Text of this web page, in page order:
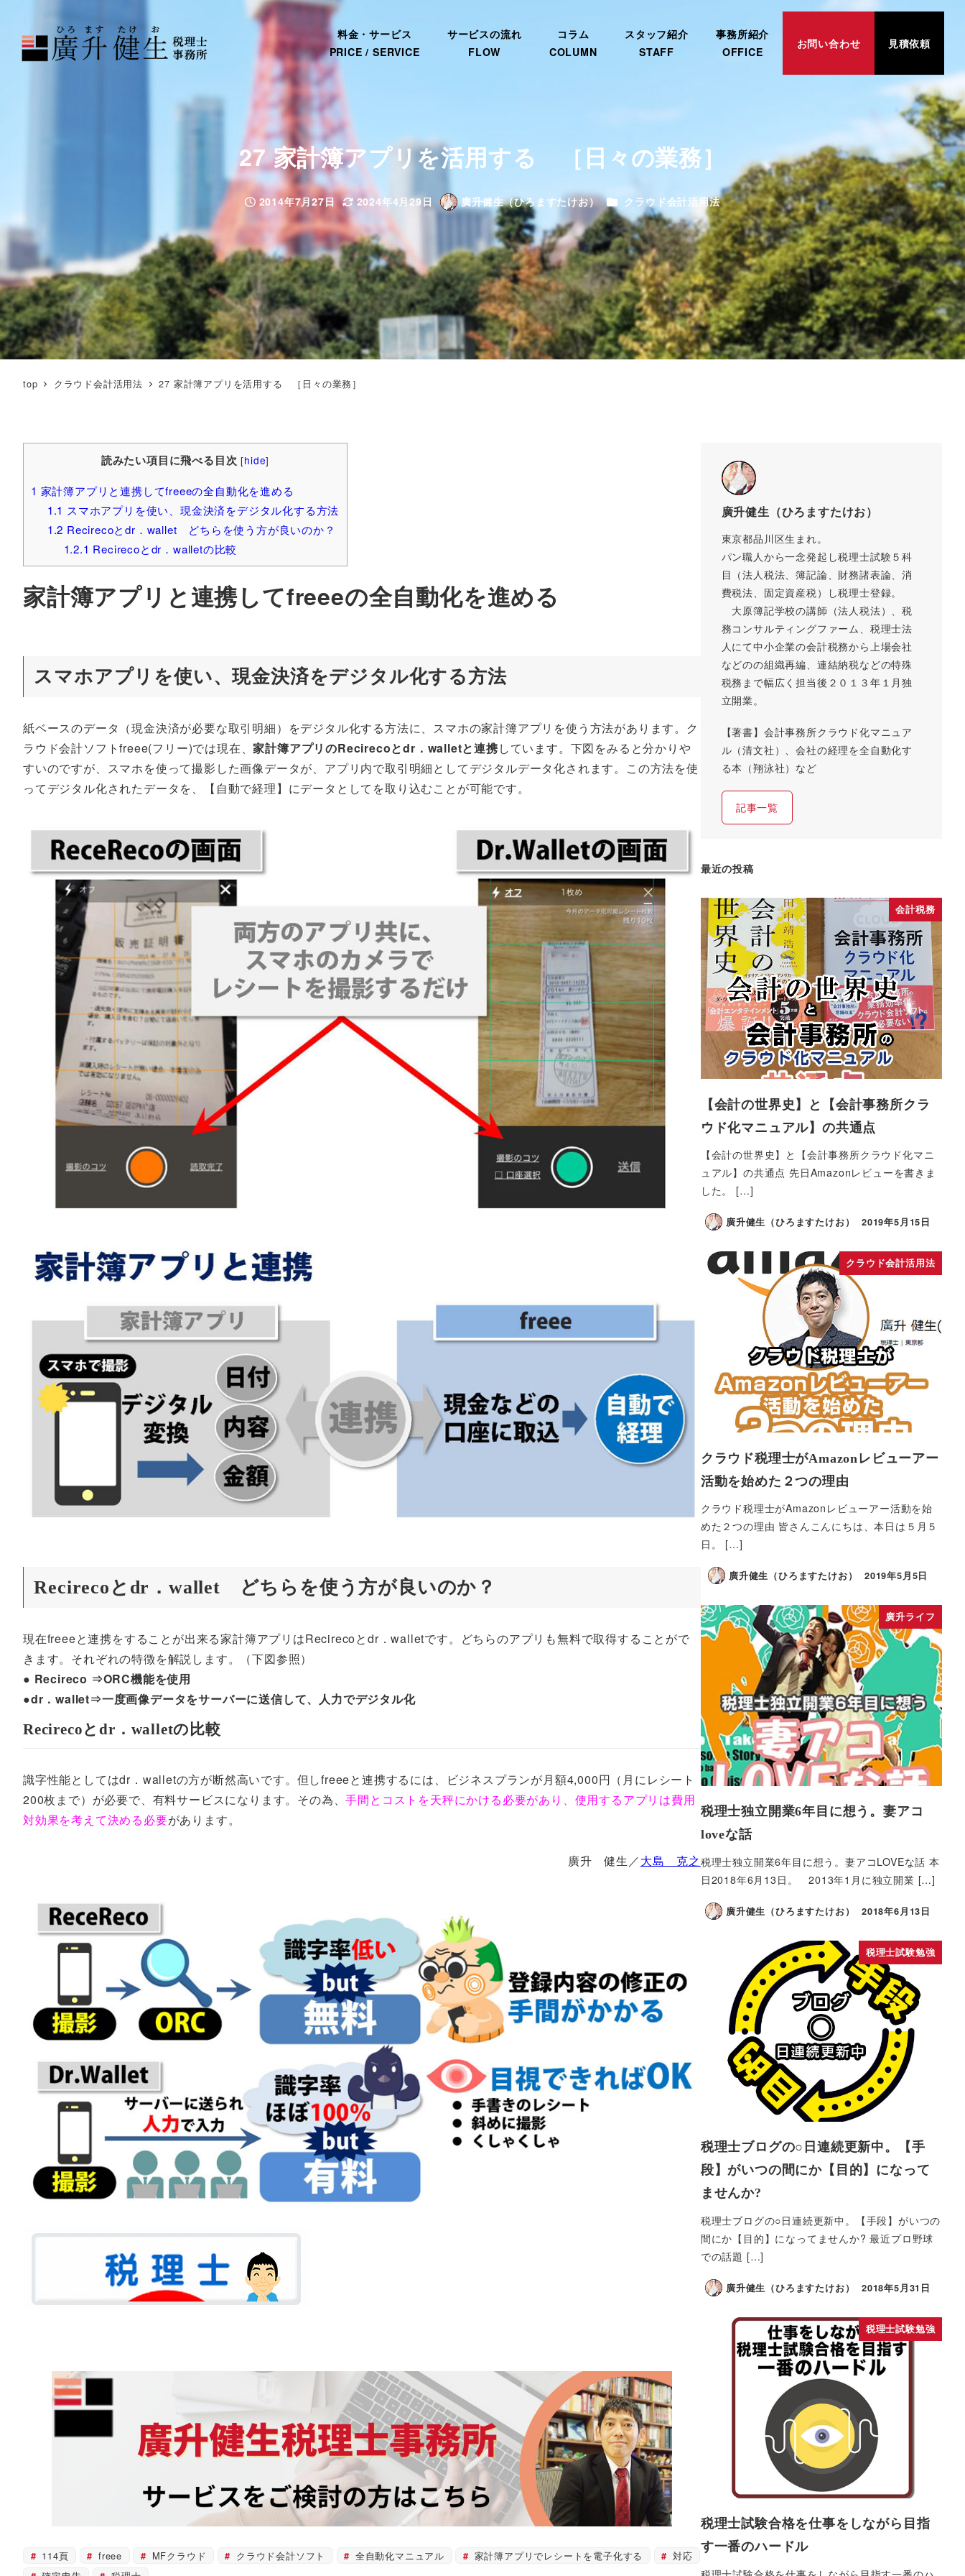
料金・サービス
PRICE / SERVICE
サービスの流れ
FLOW
コラム
COLUMN
スタッフ紹介
STAFF
事務所紹介
OFFICE
お問い合わせ 見積依頼
27 家計簿アプリを活用する ［日々の業務］
投稿日
2014年7月27日
更新日
2024年4月29日
著
廣升健生（ひろますたけお） カテゴリー
クラウド会計活用法
top クラウド会計活用法 27 家計簿アプリを活用する ［日々の業務］
読みたい項目に飛べる目次 [hide]
1 家計簿アプリと連携してfreeeの全自動化を進める
1.1 スマホアプリを使い、現金決済をデジタル化する方法
1.2 Recirecoとdr．wallet どちらを使う方が良いのか？
1.2.1 Recirecoとdr．walletの比較
家計簿アプリと連携してfreeeの全自動化を進める
スマホアプリを使い、現金決済をデジタル化する方法
紙ベースのデータ（現金決済が必要な取引明細）をデジタル化する方法に、スマホの家計簿アプリを使う方法があります。ク
ラウド会計ソフトfreee(フリー)では現在、家計簿アプリのRecirecoとdr．walletと連携しています。下図をみると分かりや
すいのですが、スマホを使って撮影した画像データが、アプリ内で取引明細としてデジタルデータ化されます。この方法を使
ってデジタル化されたデータを、【自動で経理】にデータとしてを取り込むことが可能です。
Recirecoとdr．wallet どちらを使う方が良いのか？
現在freeeと連携をすることが出来る家計簿アプリはRecirecoとdr．walletです。どちらのアプリも無料で取得することがで
きます。それぞれの特徴を解説します。（下図参照）
● Recireco ⇒ORC機能を使用
●dr．wallet⇒一度画像データをサーバーに送信して、人力でデジタル化
Recirecoとdr．walletの比較
識字性能としてはdr．walletの方が断然高いです。但しfreeeと連携するには、ビジネスプランが月額4,000円（月にレシート
200枚まで）が必要で、有料サービスになります。その為、手間とコストを天秤にかける必要があり、使用するアプリは費用
対効果を考えて決める必要があります。
廣升 健生／大島 克之
114頁 freee MFクラウド クラウド会計ソフト 全自動化マニュアル 家計簿アプリでレシートを電子化する
対応
廣升健生（ひろますたけお）
東京都品川区生まれ。
パン職人から一念発起し税理士試験５科
目（法人税法、簿記論、財務諸表論、消
費税法、固定資産税）し税理士登録。
大原簿記学校の講師（法人税法）、税
務コンサルティングファーム、税理士法
人にて中小企業の会計税務から上場会社
などのの組織再編、連結納税などの特殊
税務まで幅広く担当後２０１３年１月独
立開業。
【著書】会計事務所クラウド化マニュア
ル（清文社）、会社の経理を全自動化す
る本（翔泳社）など
記事一覧
最近の投稿
会計税務
【会計の世界史】と【会計事務所クラ
ウド化マニュアル】の共通点
【会計の世界史】と【会計事務所クラウド化マニ
ュアル】の共通点 先日Amazonレビューを書きま
した。 […]
廣升健生（ひろますたけお） 2019年5月15日
クラウド会計活用法
クラウド税理士がAmazonレビューアー
活動を始めた２つの理由
クラウド税理士がAmazonレビューアー活動を始
めた２つの理由 皆さんこんにちは、本日は５月５
日。 […]
廣升健生（ひろますたけお） 2019年5月5日
廣升ライフ
税理士独立開業6年目に想う。妻アコ
loveな話
税理士独立開業6年目に想う。妻アコLOVEな話 本
日2018年6月13日。 2013年1月に独立開業 […]
廣升健生（ひろますたけお） 2018年6月13日
税理士試験勉強
税理士ブログの○日連続更新中。【手
段】がいつの間にか【目的】になって
ませんか?
税理士ブログの○日連続更新中。【手段】がいつの
間にか【目的】になってませんか? 最近プロ野球
での話題 […]
廣升健生（ひろますたけお） 2018年5月31日
税理士試験勉強
税理士試験合格を仕事をしながら目指
す一番のハードル